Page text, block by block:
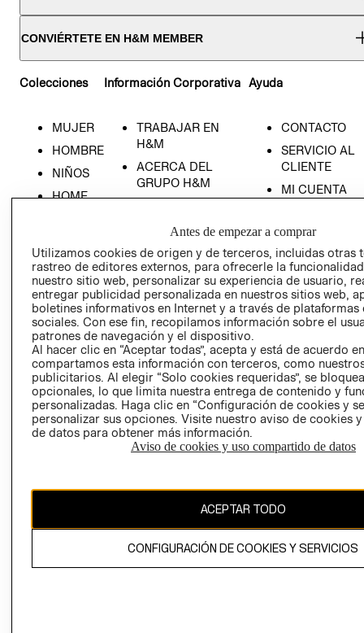
CONVIÉRTETE EN H&M MEMBER
Colecciones
MUJER
HOMBRE
NIÑOS
HOME
Información Corporativa
TRABAJAR EN
H&M
ACERCA DEL
GRUPO H&M
RELACIÓN CON
INVERSIONISTAS
POLÍTICA
EMPRESARIAL
Ayuda
CONTACTO
SERVICIO AL
CLIENTE
MI CUENTA
TIENDAS
- RETIRO EN
TIENDA
TÉRMINOS Y
CONDICIONES
AVISO DE
PRIVACIDAD
GIFT CARD
AVISO DE
COOKIES
CAMBIAR REGIÓN
Antes de empezar a comprar
Utilizamos cookies de origen y de terceros, incluidas otras
rastreo de editores externos, para ofrecerle la
nuestro sitio web, personalizar su experiencia de usuario,
entregar publicidad personalizada en nuestros sitios web,
boletines informativos en Internet y a través de plataformas
sociales. Con ese fin, recopilamos información sobre el
patrones de navegación y el dispositivo.
Al hacer clic en “Aceptar todas”, acepta y está de acuerdo
compartamos esta información con terceros, como
publicitarios. Al elegir “Solo cookies requeridas”, se
opcionales, lo que limita nuestra entrega de contenido y
personalizadas. Haga clic en “Configuración de cookies y
personalizar sus opciones. Visite nuestro aviso de cookies
de datos para obtener más información.
Aviso de cookies y uso compartido de datos
ACEPTAR TODO
CONFIGURACIÓN DE COOKIES Y SERVICIOS